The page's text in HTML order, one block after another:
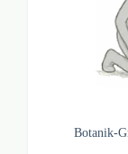
Botanik-